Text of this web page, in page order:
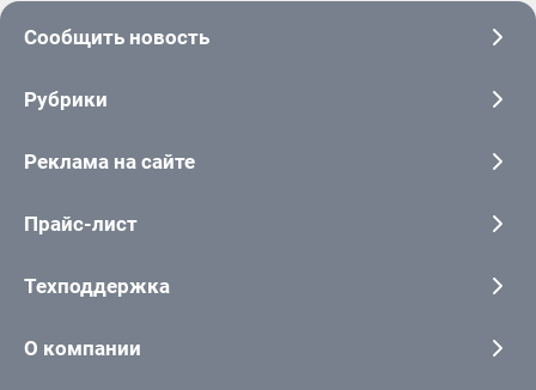
Сообщить новость
Рубрики
Реклама на сайте
Прайс-лист
Техподдержка
О компании